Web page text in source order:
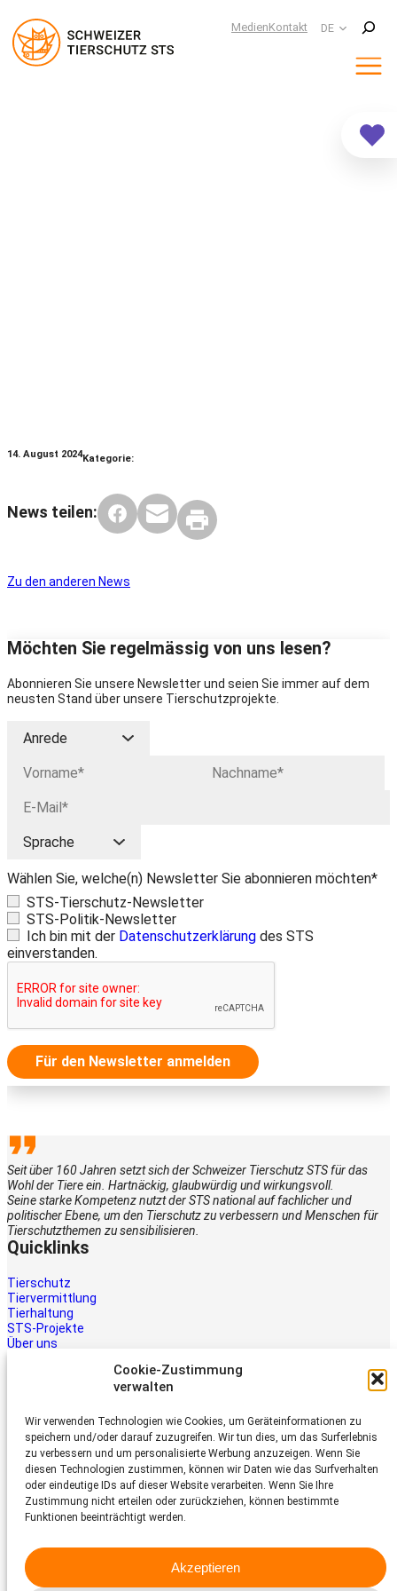
Cookie-Zustimmung
verwalten
Wir verwenden Technologien wie Cookies, um Geräteinformationen zu
speichern und/oder darauf zuzugreifen. Wir tun dies, um das Surferlebnis
zu verbessern und um personalisierte Werbung anzuzeigen. Wenn Sie
diesen Technologien zustimmen, können wir Daten wie das Surfverhalten
oder eindeutige IDs auf dieser Website verarbeiten. Wenn Sie Ihre
Zustimmung nicht erteilen oder zurückziehen, können bestimmte
Funktionen beeinträchtigt werden.
Akzeptieren
MedienKontakt DE
Suchen
14. August 2024Kategorie:
News teilen:
Zu den anderen News
Möchten Sie regelmässig von uns lesen?
Abonnieren Sie unsere Newsletter und seien Sie immer auf dem
neusten Stand über unsere Tierschutzprojekte.
Wählen Sie, welche(n) Newsletter Sie abonnieren möchten*
STS-Tierschutz-Newsletter
STS-Politik-Newsletter
Ich bin mit der Datenschutzerklärung des STS
einverstanden.
Für den Newsletter anmelden
Seit über 160 Jahren setzt sich der Schweizer Tierschutz STS für das
Wohl der Tiere ein. Hartnäckig, glaubwürdig und wirkungsvoll.
Seine starke Kompetenz nutzt der STS national auf fachlicher und
politischer Ebene, um den Tierschutz zu verbessern und Menschen für
Tierschutzthemen zu sensibilisieren.
Quicklinks
Tierschutz
Tiervermittlung
Tierhaltung
STS-Projekte
Über uns
Tiere brauchen Hilfe – auch Ihre.
Unterstützen Sie die Arbeit des
Schweizer Tierschutz STS.
Jetzt spenden
Schweizer Tierschutz STS
CH-4053 Basel